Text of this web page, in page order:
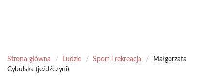
Strona główna / Ludzie / Sport i rekreacja /
Małgorzata
Cybulska (jeźdźczyni)